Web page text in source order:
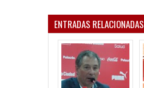
ENTRADAS RELACIONADAS